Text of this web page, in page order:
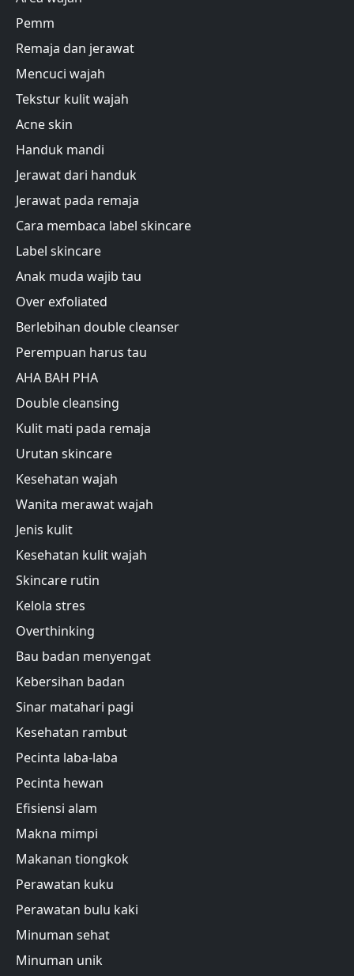
Pemm
Remaja dan jerawat
Mencuci wajah
Tekstur kulit wajah
Acne skin
Handuk mandi
Jerawat dari handuk
Jerawat pada remaja
Cara membaca label skincare
Label skincare
Anak muda wajib tau
Over exfoliated
Berlebihan double cleanser
Perempuan harus tau
AHA BAH PHA
Double cleansing
Kulit mati pada remaja
Urutan skincare
Kesehatan wajah
Wanita merawat wajah
Jenis kulit
Kesehatan kulit wajah
Skincare rutin
Kelola stres
Overthinking
Bau badan menyengat
Kebersihan badan
Sinar matahari pagi
Kesehatan rambut
Pecinta laba-laba
Pecinta hewan
Efisiensi alam
Makna mimpi
Makanan tiongkok
Perawatan kuku
Perawatan bulu kaki
Minuman sehat
Minuman unik